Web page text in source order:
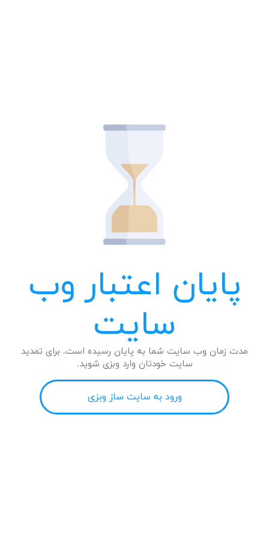
پایان اعتبار وب
سایت
مدت زمان وب سایت شما به پایان رسیده است. برای تمدید
سایت خودتان وارد وبزی شوید.
ورود به سایت ساز وبزی